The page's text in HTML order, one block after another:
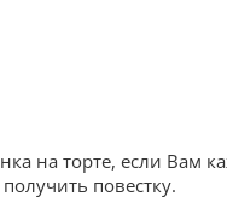
на торте, если Вам
получить повестку.